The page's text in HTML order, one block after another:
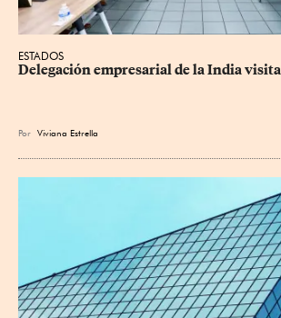
ESTADOS
Delegación empresarial de la India
Por Viviana Estrella